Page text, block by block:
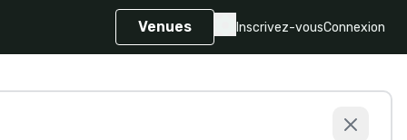
Venues Inscrivez-vousConnexion